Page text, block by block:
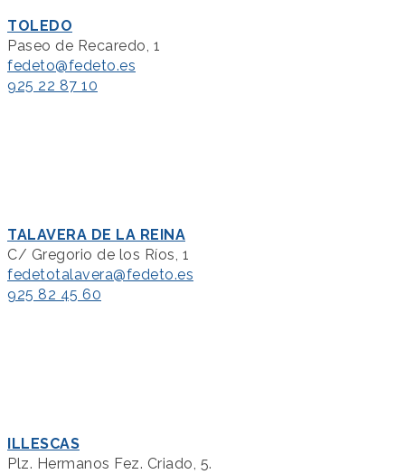
TOLEDO
Paseo de Recaredo, 1
fedeto@fedeto.es
925 22 87 10
TALAVERA DE LA REINA
C/ Gregorio de los Ríos, 1
fedetotalavera@fedeto.es
925 82 45 60
ILLESCAS
Plz. Hermanos Fez. Criado, 5.